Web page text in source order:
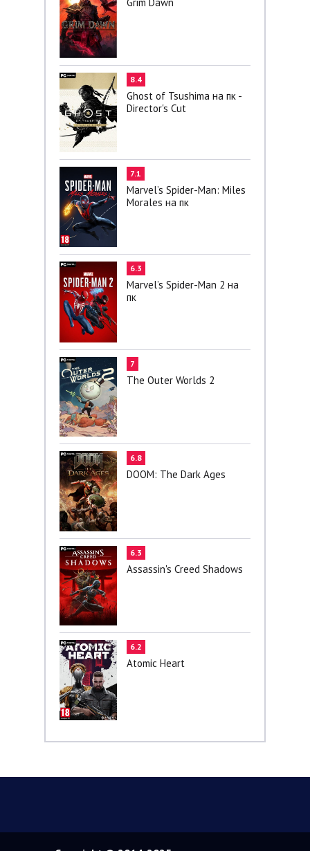
8.4
Ghost of Tsushima на пк -
Director's Cut
7.1
Marvel’s Spider-Man: Miles
Morales на пк
6.3
Marvel’s Spider-Man 2 на
пк
7
The Outer Worlds 2
6.8
DOOM: The Dark Ages
6.3
Assassin's Creed Shadows
6.2
Atomic Heart